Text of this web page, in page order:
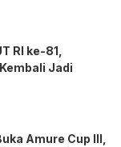
RI ke-81,
Jadi
Amure Cup III,